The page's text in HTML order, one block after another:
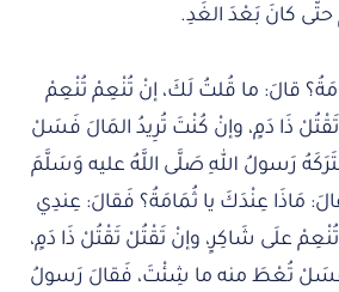
كانَ بَعْدَ الغَدِ.
قالَ: ما قُلتُ لَكَ، إنْ تُنْعِمْ تُنْعِمْ
ذَا دَمٍ، وإنْ كُنْتَ تُرِيدُ المَالَ فَسَلْ
رَسولُ اللهِ صَلَّى اللَّهُ عليه وَسَلَّمَ
مَاذَا عِنْدَكَ يا ثُمَامَةُ؟ فَقالَ: عِندِي
علَى شَاكِرٍ، وإنْ تَقْتُلْ تَقْتُلْ ذَا دَمٍ،
فَسَلْ تُعْطَ منه ما شِئْتَ، فَقالَ رَسولُ